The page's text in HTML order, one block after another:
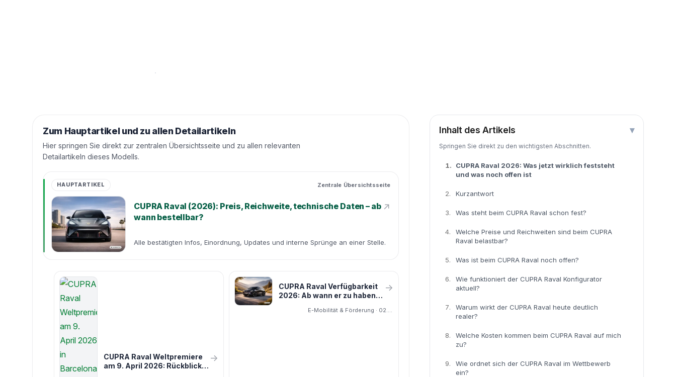
Zum Hauptartikel und zu allen Detailartikeln
Hier springen Sie direkt zur zentralen Übersichtsseite und zu allen relevanten
Detailartikeln dieses Modells.
HAUPTARTIKEL Zentrale Übersichtsseite
CUPRA Raval (2026): Preis, Reichweite, technische Daten – ab
wann bestellbar?
↗
Alle bestätigten Infos, Einordnung, Updates und interne Sprünge an einer Stelle.
CUPRA Raval Weltpremiere
am 9. April 2026: Rückblick
→
CUPRA Raval Verfügbarkeit
2026: Ab wann er zu haben
→
Inhalt des Artikels ▾
Springen Sie direkt zu den wichtigsten Abschnitten.
1.
CUPRA Raval 2026: Was jetzt wirklich feststeht
und was noch offen ist
2. Kurzantwort
3. Was steht beim CUPRA Raval schon fest?
4.
Welche Preise und Reichweiten sind beim CUPRA
Raval belastbar?
5. Was ist beim CUPRA Raval noch offen?
6.
Wie funktioniert der CUPRA Raval Konfigurator
aktuell?
7.
Warum wirkt der CUPRA Raval heute deutlich
realer?
8.
Welche Kosten kommen beim CUPRA Raval auf mich
zu?
9.
Wie ordnet sich der CUPRA Raval im Wettbewerb
ein?